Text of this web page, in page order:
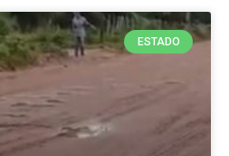
ESTADO